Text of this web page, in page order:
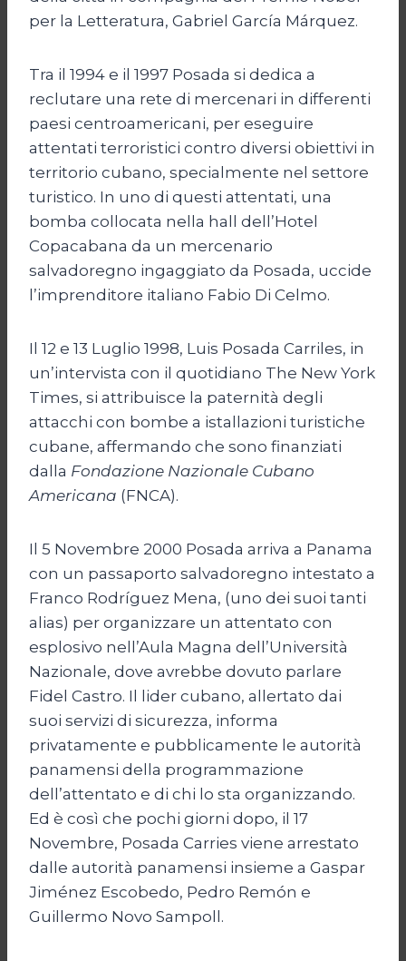
per la Letteratura, Gabriel García Márquez.
Tra il 1994 e il 1997 Posada si dedica a
reclutare una rete di mercenari in differenti
paesi centroamericani, per eseguire
attentati terroristici contro diversi obiettivi in
territorio cubano, specialmente nel settore
turistico. In uno di questi attentati, una
bomba collocata nella hall dell’Hotel
Copacabana da un mercenario
salvadoregno ingaggiato da Posada, uccide
l’imprenditore italiano Fabio Di Celmo.
Il 12 e 13 Luglio 1998, Luis Posada Carriles, in
un’intervista con il quotidiano The New York
Times, si attribuisce la paternità degli
attacchi con bombe a istallazioni turistiche
cubane, affermando che sono finanziati
dalla Fondazione Nazionale Cubano
Americana (FNCA).
Il 5 Novembre 2000 Posada arriva a Panama
con un passaporto salvadoregno intestato a
Franco Rodríguez Mena, (uno dei suoi tanti
alias) per organizzare un attentato con
esplosivo nell’Aula Magna dell’Università
Nazionale, dove avrebbe dovuto parlare
Fidel Castro. Il lider cubano, allertato dai
suoi servizi di sicurezza, informa
privatamente e pubblicamente le autorità
panamensi della programmazione
dell’attentato e di chi lo sta organizzando.
Ed è così che pochi giorni dopo, il 17
Novembre, Posada Carries viene arrestato
dalle autorità panamensi insieme a Gaspar
Jiménez Escobedo, Pedro Remón e
Guillermo Novo Sampoll.